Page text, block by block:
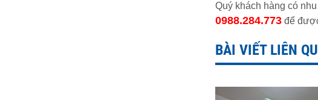
Quý khách hàng có
0988.284.773 để
BÀI VIẾT LIÊN